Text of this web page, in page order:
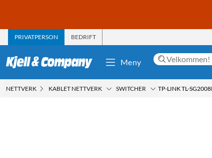
PRIVATPERSON BEDRIFT
Meny
NETTVERK KABLET NETTVERK SWITCHER